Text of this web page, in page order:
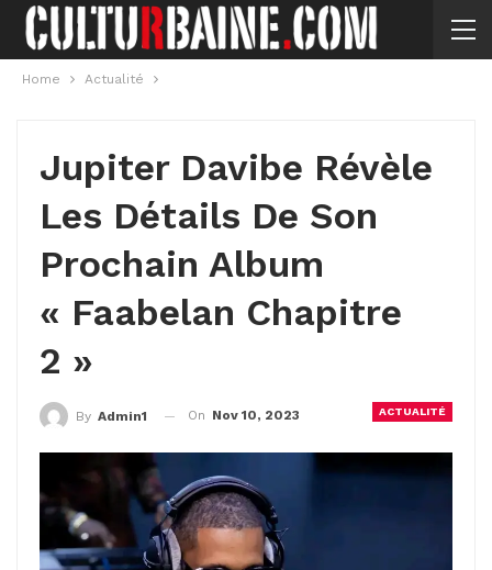
Home Actualité
Jupiter Davibe Révèle
Les Détails De Son
Prochain Album
« Faabelan Chapitre
2 »
ACTUALITÉ
By Admin1 On Nov 10, 2023